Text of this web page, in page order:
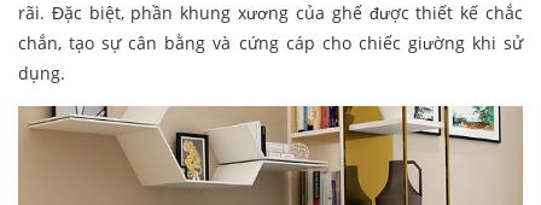
rãi. Đặc biệt, phần khung xương của ghế được thiết kế chắc
chắn, tạo sự cân bằng và cứng cáp cho chiếc giường khi sử
dụng.